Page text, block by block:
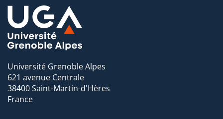
Université Grenoble Alpes
621 avenue Centrale
38400 Saint-Martin-d'Hères
France